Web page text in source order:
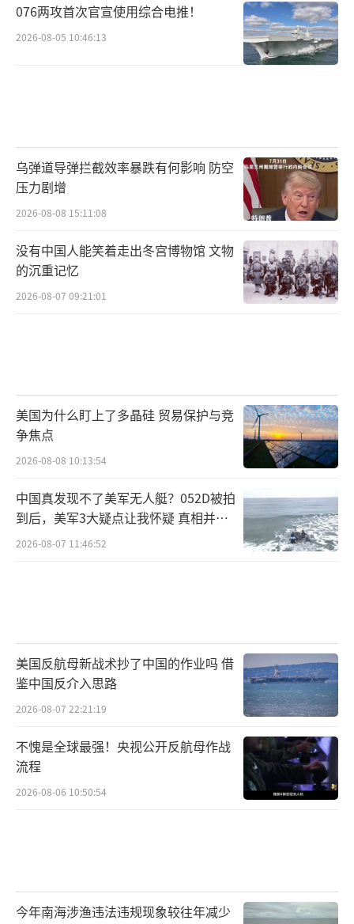
076两攻首次官宣使用综合电推！
2026-08-05 10:46:13
乌弹道导弹拦截效率暴跌有何影响 防空
压力剧增
2026-08-08 15:11:08
没有中国人能笑着走出冬宫博物馆 文物
的沉重记忆
2026-08-07 09:21:01
美国为什么盯上了多晶硅 贸易保护与竞
争焦点
2026-08-08 10:13:54
中国真发现不了美军无人艇？052D被拍
到后，美军3大疑点让我怀疑 真相并非
如此
2026-08-07 11:46:52
美国反航母新战术抄了中国的作业吗 借
鉴中国反介入思路
2026-08-07 22:21:19
不愧是全球最强！央视公开反航母作战
流程
2026-08-06 10:50:54
今年南海涉渔违法违规现象较往年减少